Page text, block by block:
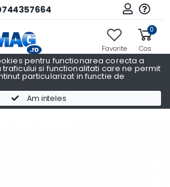
pentru functionarea corecta a
si functionalitati care ne permit
particularizat in functie de
Am inteles
Favorite
0
Cos
Navigatii Auto Dedicate BMW